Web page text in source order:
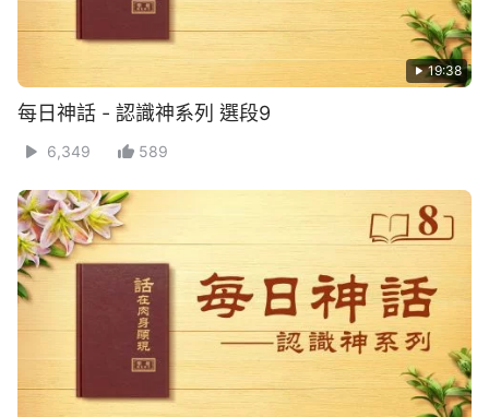
19:38
每日神話 - 認識神系列 選段9
6,349 589